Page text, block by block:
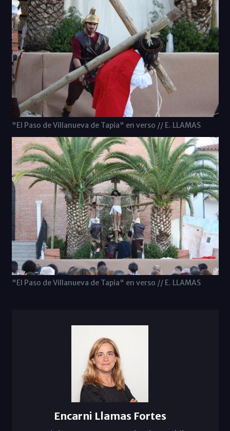
"El Paso de Villanueva de Tapia" en verso // E. LLAMAS
"El Paso de Villanueva de Tapia" en verso // E. LLAMAS
Encarni Llamas Fortes